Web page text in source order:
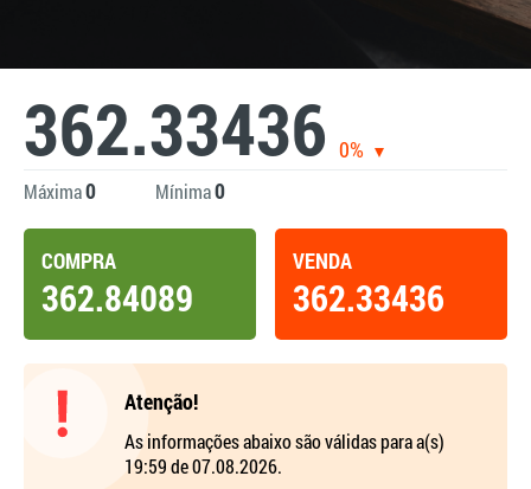
362.33436 0%
Máxima0 Mínima0
COMPRA
362.84089
VENDA
362.33436
Atenção!
As informações abaixo são válidas para a(s)
19:59 de 07.08.2026.